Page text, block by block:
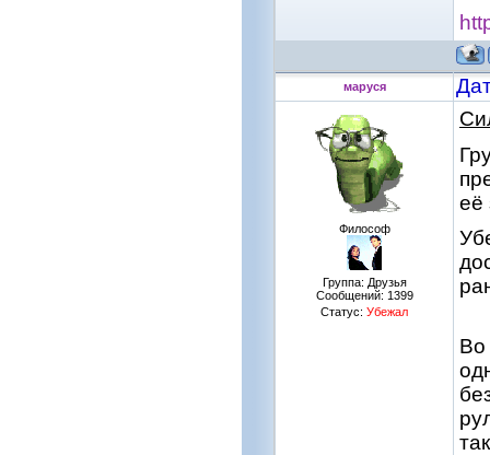
маруся
Философ
Группа: Друзья
Сообщений: 1399
Статус: Убежал
её
Во